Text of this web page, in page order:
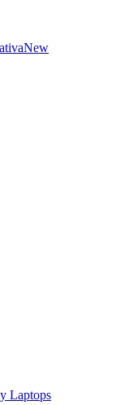
New
Laptops